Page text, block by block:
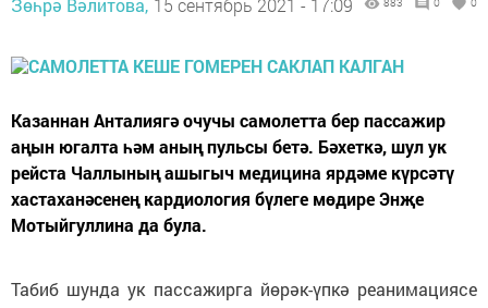
Зөһрә Вәлитова, 15 сентябрь 2021 - 17:09 883 0 0
Казаннан Анталиягә очучы самолетта бер пассажир
аңын югалта һәм аның пульсы бетә. Бәхеткә, шул ук
рейста Чаллының ашыгыч медицина ярдәме күрсәтү
хастаханәсенең кардиология бүлеге мөдире Энҗе
Мотыйгуллина да була.
Табиб шунда ук пассажирга йөрәк-үпкә реанимациясе